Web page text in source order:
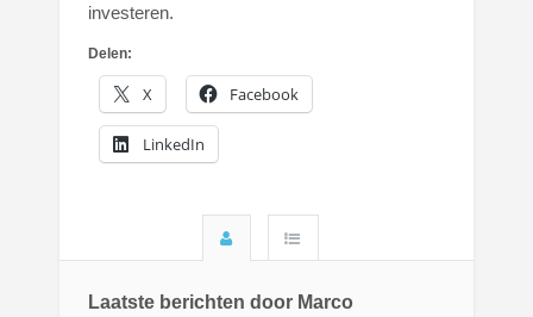
investeren.
Delen:
X Facebook
LinkedIn
Laatste berichten door Marco